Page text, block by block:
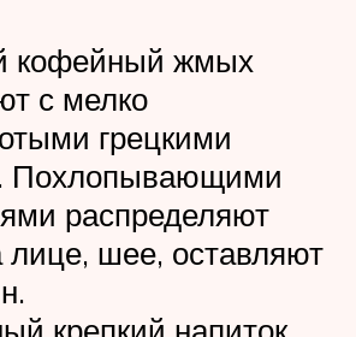
кофейный жмых
с мелко
грецкими
Похлопывающими
распределяют
лице, шее, оставляют